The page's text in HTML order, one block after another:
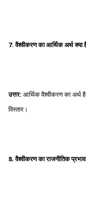
7. वैश्वीकरण का आर्थिक अर्थ क्या
उत्तर: आर्थिक वैश्वीकरण का अर्थ है
विस्तार।
8. वैश्वीकरण का राजनीतिक